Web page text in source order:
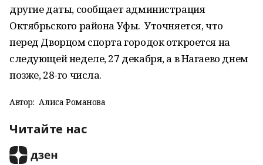
другие даты, сообщает администрация
Октябрьского района Уфы. Уточняется, что
перед Дворцом спорта городок откроется на
следующей неделе, 27 декабря, а в Нагаево днем
позже, 28-го числа.
Автор: Алиса Романова
Читайте нас